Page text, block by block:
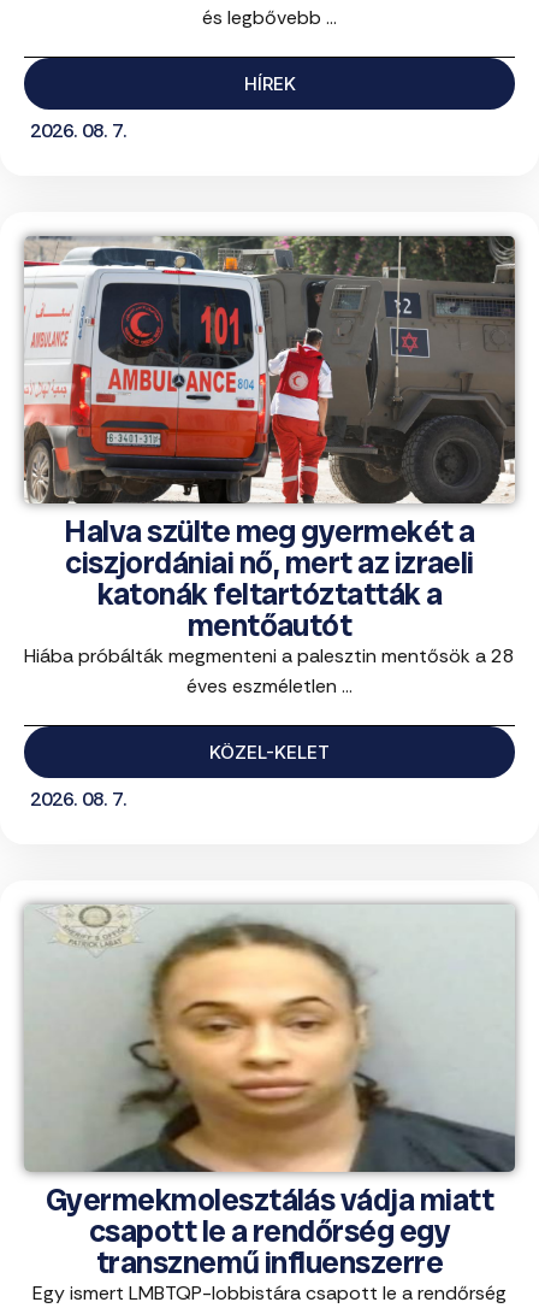
és legbővebb ...
HÍREK
2026. 08. 7.
Halva szülte meg gyermekét a
ciszjordániai nő, mert az izraeli
katonák feltartóztatták a
mentőautót
Hiába próbálták megmenteni a palesztin mentősök a 28
éves eszméletlen ...
KÖZEL-KELET
2026. 08. 7.
Gyermekmolesztálás vádja miatt
csapott le a rendőrség egy
transznemű influenszerre
Egy ismert LMBTQP-lobbistára csapott le a rendőrség